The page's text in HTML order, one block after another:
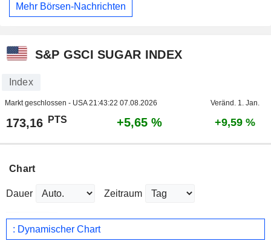
Mehr Börsen-Nachrichten
S&P GSCI SUGAR INDEX
Index
Markt geschlossen - USA21:43:22 07.08.2026 Veränd. 1. Jan.
173,16 PTS +5,65 % +9,59 %
Chart
Dauer Zeitraum
: Dynamischer Chart